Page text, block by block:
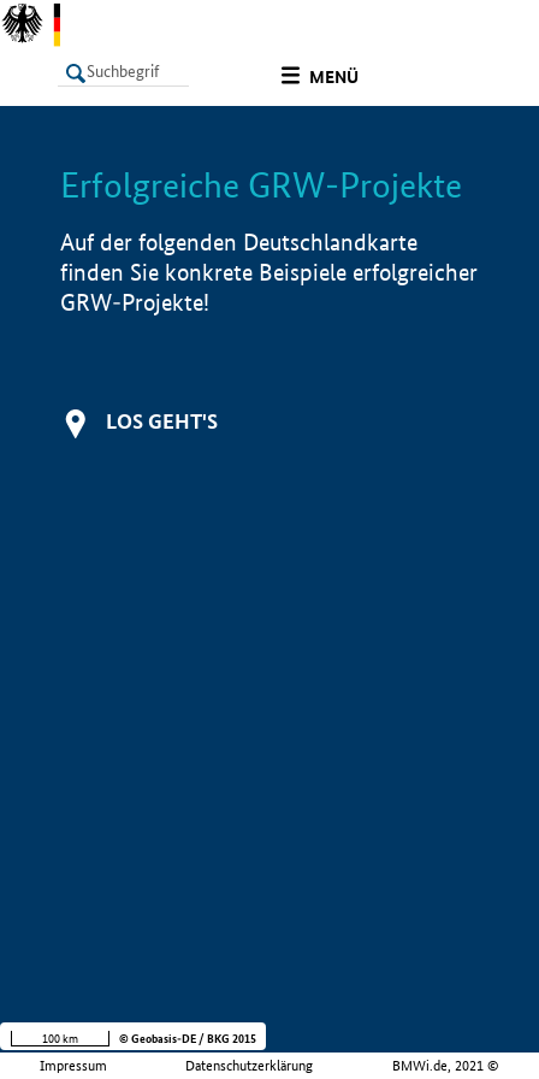
MENÜ
LISTE Info
Erfolgreiche GRW-Projekte
Auf der folgenden Deutschlandkarte
finden Sie konkrete Beispiele erfolgreicher
GRW-Projekte!
LOS GEHT'S
Impressum Datenschutzerklärung BMWi.de, 2021 ©
100 km © Geobasis-DE / BKG 2015